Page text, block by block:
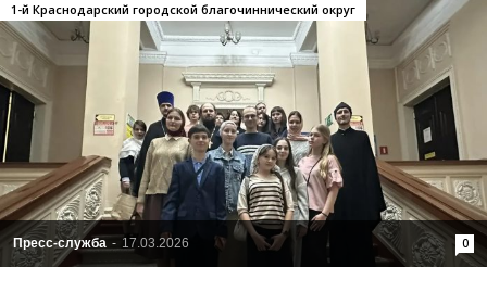
Пресс-служба - 17.03.2026 0
1-й Краснодарский городской благочиннический округ